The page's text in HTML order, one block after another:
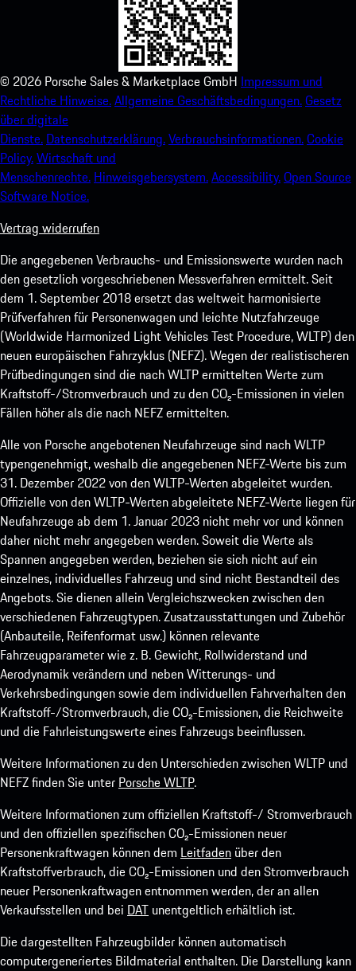
© 2026 Porsche Sales & Marketplace GmbH Impressum und
Rechtliche Hinweise.Allgemeine Geschäftsbedingungen.Gesetz
über digitale
Dienste. Datenschutzerklärung.Verbrauchsinformationen.Cookie
Policy.Wirtschaft und
Menschenrechte. Hinweisgebersystem.Accessibility.Open Source
Software Notice.
Vertrag widerrufen
Die angegebenen Verbrauchs- und Emissionswerte wurden nach
den gesetzlich vorgeschriebenen Messverfahren ermittelt. Seit
dem 1. September 2018 ersetzt das weltweit harmonisierte
Prüfverfahren für Personenwagen und leichte Nutzfahrzeuge
(Worldwide Harmonized Light Vehicles Test Procedure, WLTP) den
neuen europäischen Fahrzyklus (NEFZ). Wegen der realistischeren
Prüfbedingungen sind die nach WLTP ermittelten Werte zum
Kraftstoff-/Stromverbrauch und zu den CO₂-Emissionen in vielen
Fällen höher als die nach NEFZ ermittelten.
Alle von Porsche angebotenen Neufahrzeuge sind nach WLTP
typengenehmigt, weshalb die angegebenen NEFZ-Werte bis zum
31. Dezember 2022 von den WLTP-Werten abgeleitet wurden.
Offizielle von den WLTP-Werten abgeleitete NEFZ-Werte liegen für
Neufahrzeuge ab dem 1. Januar 2023 nicht mehr vor und können
daher nicht mehr angegeben werden. Soweit die Werte als
Spannen angegeben werden, beziehen sie sich nicht auf ein
einzelnes, individuelles Fahrzeug und sind nicht Bestandteil des
Angebots. Sie dienen allein Vergleichszwecken zwischen den
verschiedenen Fahrzeugtypen. Zusatzausstattungen und Zubehör
(Anbauteile, Reifenformat usw.) können relevante
Fahrzeugparameter wie z. B. Gewicht, Rollwiderstand und
Aerodynamik verändern und neben Witterungs- und
Verkehrsbedingungen sowie dem individuellen Fahrverhalten den
Kraftstoff-/Stromverbrauch, die CO₂-Emissionen, die Reichweite
und die Fahrleistungswerte eines Fahrzeugs beeinflussen.
Weitere Informationen zu den Unterschieden zwischen WLTP und
NEFZ finden Sie unter Porsche WLTP.
Weitere Informationen zum offiziellen Kraftstoff-/ Stromverbrauch
und den offiziellen spezifischen CO₂-Emissionen neuer
Personenkraftwagen können dem Leitfaden über den
Kraftstoffverbrauch, die CO₂-Emissionen und den Stromverbrauch
neuer Personenkraftwagen entnommen werden, der an allen
Verkaufsstellen und bei DAT unentgeltlich erhältlich ist.
Die dargestellten Fahrzeugbilder können automatisch
computergeneriertes Bildmaterial enthalten. Die Darstellung kann